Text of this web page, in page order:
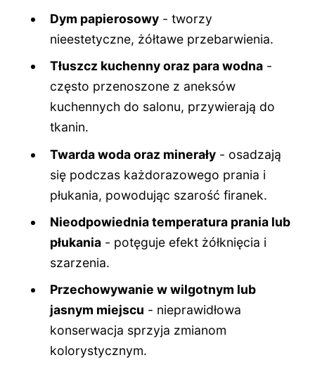
Dym papierosowy - tworzy
nieestetyczne, żółtawe przebarwienia.
Tłuszcz kuchenny oraz para wodna -
często przenoszone z aneksów
kuchennych do salonu, przywierają do
tkanin.
Twarda woda oraz minerały - osadzają
się podczas każdorazowego prania i
płukania, powodując szarość firanek.
Nieodpowiednia temperatura prania lub
płukania - potęguje efekt żółknięcia i
szarzenia.
Przechowywanie w wilgotnym lub
jasnym miejscu - nieprawidłowa
konserwacja sprzyja zmianom
kolorystycznym.